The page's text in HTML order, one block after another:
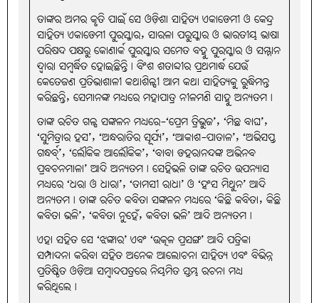
ତାଙ୍କର ଅମର କୃତି ପାଇଁ ସେ ଓଡ଼ିଶା ସାହିତ୍ୟ ଏକାଡେମୀ ଓ କେନ୍ଦ୍ର
ସାହିତ୍ୟ ଏକାଡେମୀ ପୁରସ୍କାର, ସାରଳା ପରୁସ୍କାର ଓ ଭାରତୀୟ ଭାଷା
ପରିଷଦ ପକ୍ଷରୁ କୋଣାର୍କ ପୁରସ୍କାର ସମେତ ବହୁ ପୁରସ୍କାର ଓ ସମ୍ମାନ
ଦ୍ୱାରା ସମ୍ବର୍ଦ୍ଧିତ ହୋଇଛିନ୍ତି। ବିଂଶ ଶତାବ୍ଦୀର ପ୍ରଥମାର୍ଦ୍ଧ ଯେଉଁ
କେତେଜଣ ପ୍ରତିଭାଶାଳୀ କଥାଶିଳ୍ପୀ ଆମ କଥା ସାହିତ୍ୟକୁ ରୁଦ୍ଧିମନ୍ତ
କରିଛନ୍ତି, ସେମାନଙ୍କ ମଧ୍ୟରେ ମହାପାତ୍ର ନୀଳମଣି ସାହୁ ଅନ୍ୟତମ।
ତାଙ୍କ ରଚିତ ଗଳ୍ପ ସଙ୍କଳନ ମଧ୍ୟରେ-‘ପ୍ରେମ ତ୍ରିଭୁଜ’, ‘ମିଛ ବାଘ’,
‘ସୁମିତ୍ରାର ହସ’, ‘ଅନ୍ଧରାତିର ସୂର୍ଯ୍ୟ’, ‘ଆକାଶ-ପାତାଳ’, ‘ଅଭିସପ୍ତ
ଗନ୍ଧର୍ବ୍’, ‘ଲୌକିକ ଆଲୌକିକ’, ‘ବାବା ଡହରାନନ୍ଦଙ୍କ ଅଭିନବ
ପ୍ରବଚନମାଳା’ ଆଦି ଅନ୍ୟତମ। ସେହିଭଳି ତାଙ୍କ ରଚିତ ଉପନ୍ୟାସ
ମଧ୍ୟରେ ‘ଧରା ଓ ଧାରା’, ‘ତାମସୀ ରାଧା’ ଓ ‘ହଂସ ମିଥୁନ’ ଆଦି
ଅନ୍ୟତମ। ତାଙ୍କ ରଚିତ କବିତା ସଙ୍କଳନ ମଧ୍ୟରେ ‘କିଛି କବିତା, କିଛି
କବିତା ଭଳି’, ‘କବିତା ନୁହେଁ, କବିତା ଭଳି’ ଆଦି ଅନ୍ୟତମ।
ଏହା ସହିତ ସେ ‘ଝଙ୍କାର’ ଏବଂ ‘ଉତ୍କଳ ପ୍ରସଙ୍ଗ’ ଆଦି ପତ୍ରିକା
ସମ୍ପାଦନା କରିବା ସହିତ ଅନେକ ଆଲୋଚନା ସାହିତ୍ୟ ଏବଂ ବିଭିନ୍ନ
ପ୍ରତିଷ୍ଠିତ ଓଡ଼ିଆ ସମ୍ବାଦପତ୍ରରେ ନିୟମିତ ସ୍ତମ୍ଭ ରଚନା ମଧ୍ୟ
କରିଥିଲେ।